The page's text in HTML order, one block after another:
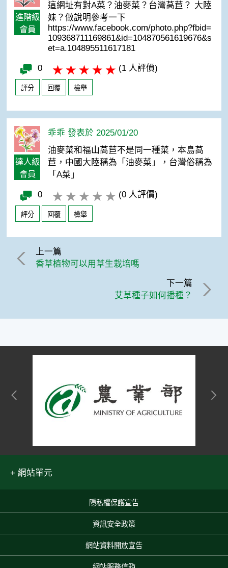
進階級
會員
這網址有對A菜？油麥菜？台灣萵苣？ 大陸
妹？做說明參考一下
https://www.facebook.com/photo.php?fbid=
109368711169861&id=104870561619676&s
et=a.104895511617181
0 (1 人評價)
評分 回覆 檢舉
達人級
會員
乖乖 發表於 2025/01/20
油麥菜和福山萵苣不是同一種菜，本島萵
苣，中國大陸稱為「油麥菜」，台灣俗稱為
「A菜」
0 (0 人評價)
評分 回覆 檢舉
上一篇
香草植物可以用草生栽培嗎
下一篇
艾草種子如何播種？
網站單元
隱私權保護宣告
資訊安全政策
網站資料開放宣告